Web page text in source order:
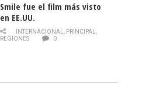
Smile fue el film más visto
en EE.UU.
INTERNACIONAL, PRINCIPAL,
REGIONES
0